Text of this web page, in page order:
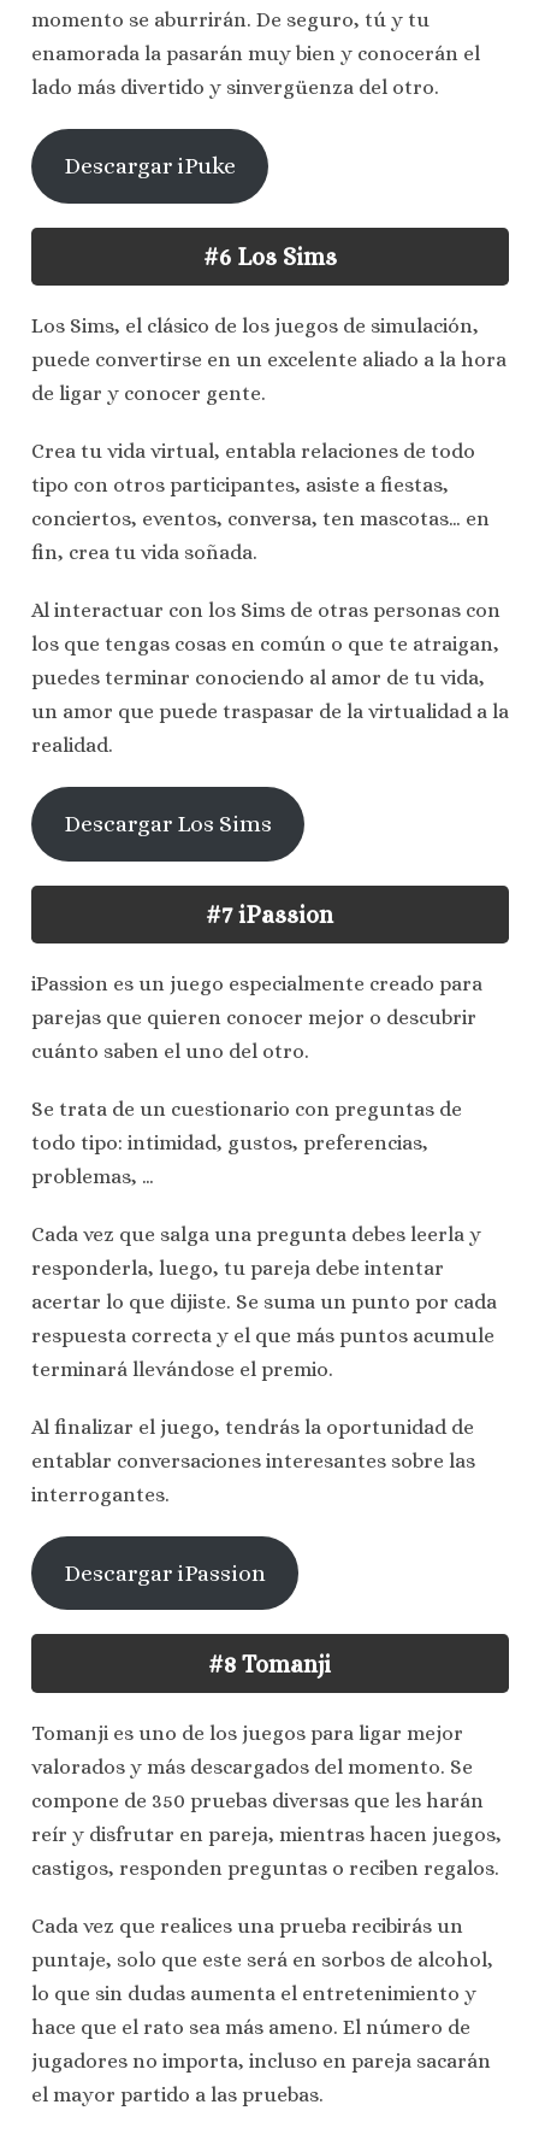
momento se aburrirán. De seguro, tú y tu
enamorada la pasarán muy bien y conocerán el
lado más divertido y sinvergüenza del otro.
Descargar iPuke
#6 Los Sims
Los Sims, el clásico de los juegos de simulación,
puede convertirse en un excelente aliado a la hora
de ligar y conocer gente.
Crea tu vida virtual, entabla relaciones de todo
tipo con otros participantes, asiste a fiestas,
conciertos, eventos, conversa, ten mascotas… en
fin, crea tu vida soñada.
Al interactuar con los Sims de otras personas con
los que tengas cosas en común o que te atraigan,
puedes terminar conociendo al amor de tu vida,
un amor que puede traspasar de la virtualidad a la
realidad.
Descargar Los Sims
#7 iPassion
iPassion es un juego especialmente creado para
parejas que quieren conocer mejor o descubrir
cuánto saben el uno del otro.
Se trata de un cuestionario con preguntas de
todo tipo: intimidad, gustos, preferencias,
problemas, …
Cada vez que salga una pregunta debes leerla y
responderla, luego, tu pareja debe intentar
acertar lo que dijiste. Se suma un punto por cada
respuesta correcta y el que más puntos acumule
terminará llevándose el premio.
Al finalizar el juego, tendrás la oportunidad de
entablar conversaciones interesantes sobre las
interrogantes.
Descargar iPassion
#8 Tomanji
Tomanji es uno de los juegos para ligar mejor
valorados y más descargados del momento. Se
compone de 350 pruebas diversas que les harán
reír y disfrutar en pareja, mientras hacen juegos,
castigos, responden preguntas o reciben regalos.
Cada vez que realices una prueba recibirás un
puntaje, solo que este será en sorbos de alcohol,
lo que sin dudas aumenta el entretenimiento y
hace que el rato sea más ameno. El número de
jugadores no importa, incluso en pareja sacarán
el mayor partido a las pruebas.